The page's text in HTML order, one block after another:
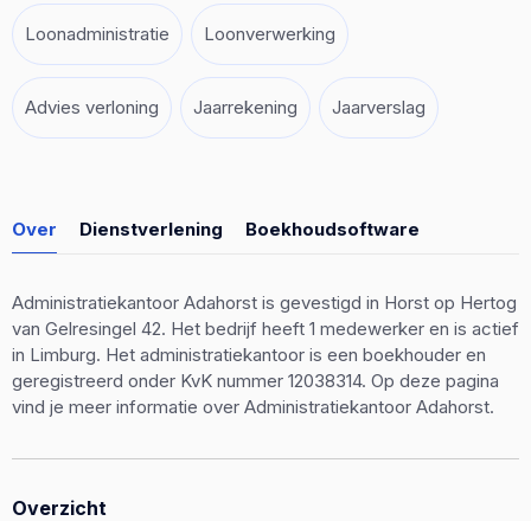
Loonadministratie Loonverwerking
Advies verloning Jaarrekening Jaarverslag
Over Dienstverlening Boekhoudsoftware
Administratiekantoor Adahorst is gevestigd in Horst op Hertog
van Gelresingel 42. Het bedrijf heeft 1 medewerker en is actief
in Limburg. Het administratiekantoor is een boekhouder en
geregistreerd onder KvK nummer 12038314. Op deze pagina
vind je meer informatie over Administratiekantoor Adahorst.
Overzicht